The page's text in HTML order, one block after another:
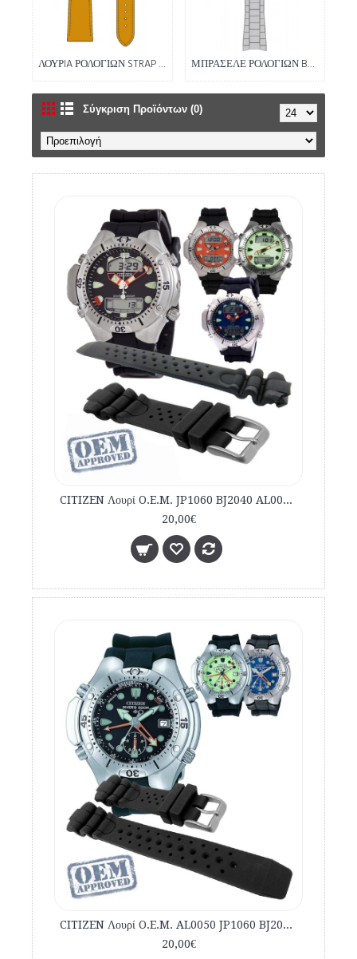
ΛΟΥΡIA ΡΟΛΟΓΙΩΝ STRAP (37) ΜΠΡΑΣΕΛΕ ΡΟΛΟΓΙΩΝ BRACELET (0)
Σύγκριση Προϊόντων (0)
CITIZEN Λουρί O.E.M. JP1060 BJ2040 AL0050 εμπορίου καταδυτικό
20,00€
CITIZEN Λουρί O.E.M. AL0050 JP1060 BJ2040 εμπορίου καταδυτικό
20,00€